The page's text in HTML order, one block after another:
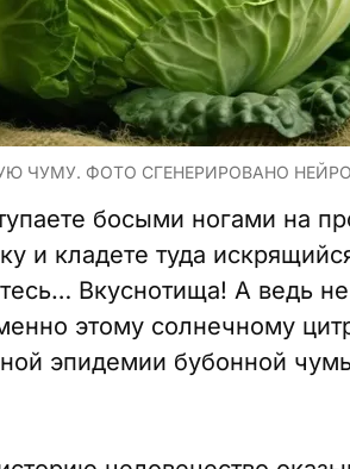
ФОТО СГЕНЕРИРОВАНО
босыми ногами на
и кладете туда
Вкуснотища! А ведь
этому солнечному
эпидемии бубонной